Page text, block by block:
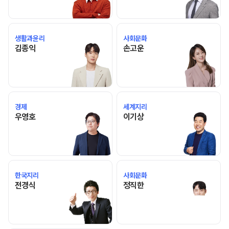
생활과윤리
김종익김종익 선생님 홈 바로가기
사회문화
손고운손고운 선생님 홈 바로가기
경제
우영호우영호 선생님 홈 바로가기
세계지리
이기상이기상 선생님 홈 바로가기
한국지리
전경식 전경식 선생님 홈 바로가기
사회문화
정직한정직한 선생님 홈 바로가기